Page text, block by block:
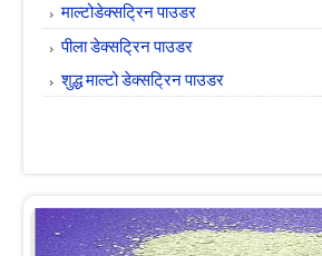
माल्टोडेक्सट्रिन पाउडर
पीला डेक्सट्रिन पाउडर
शुद्ध माल्टो डेक्सट्रिन पाउडर